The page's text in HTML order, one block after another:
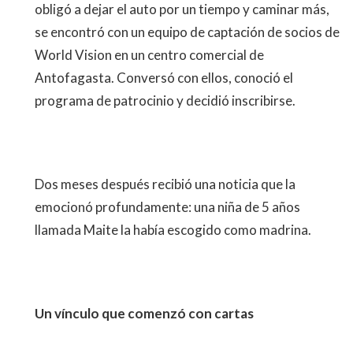
obligó a dejar el auto por un tiempo y caminar más,
se encontró con un equipo de captación de socios de
World Vision en un centro comercial de
Antofagasta. Conversó con ellos, conoció el
programa de patrocinio y decidió inscribirse.
Dos meses después recibió una noticia que la
emocionó profundamente: una niña de 5 años
llamada Maite la había escogido como madrina.
Un vínculo que comenzó con cartas